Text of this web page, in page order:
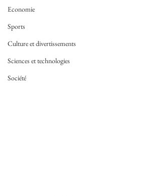
Economie
Sports
Culture et divertissements
Sciences et technologies
Société